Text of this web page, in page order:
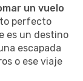
un vuelo
perfecto
es un destino
escapada
o ese viaje